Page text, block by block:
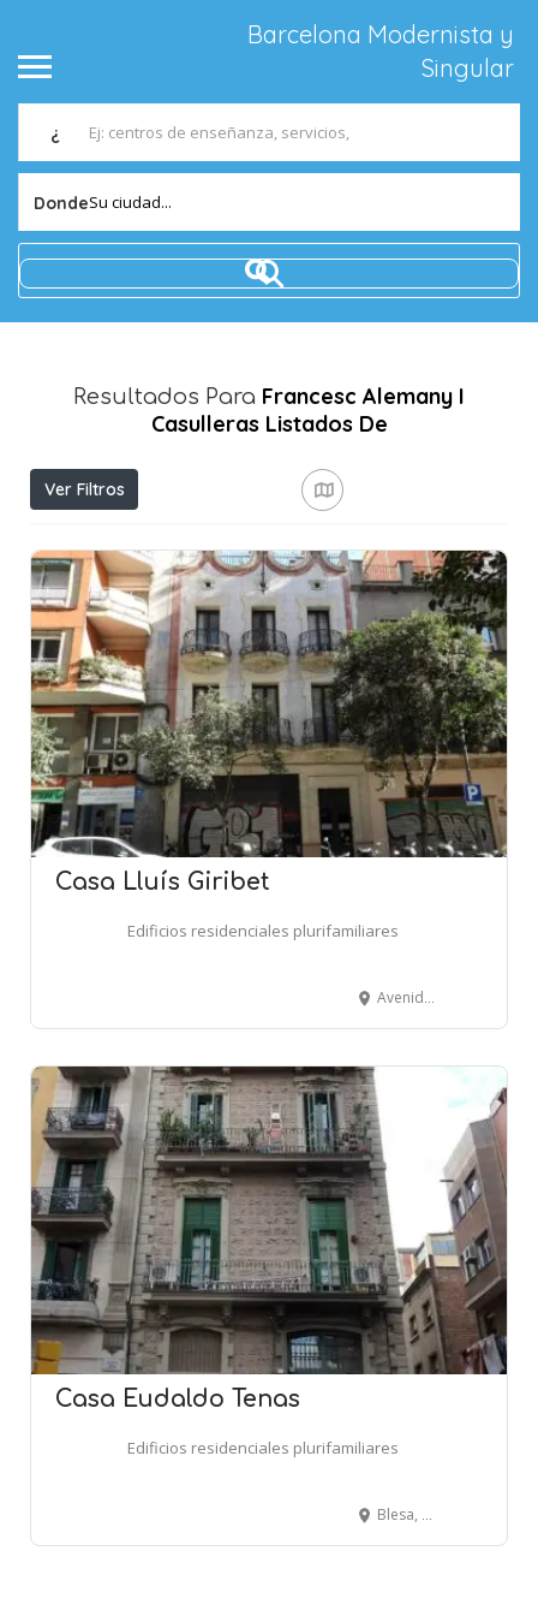
Barcelona Modernista y
Singular
¿
DondeSu ciudad...
Resultados Para Francesc Alemany I
Casulleras Listados De
Ver Filtros
Casa Lluís Giribet
Edificios residenciales plurifamiliares
Avenida República Argentina, 36 - BARCELONA
Casa Eudaldo Tenas
Edificios residenciales plurifamiliares
Blesa, 47 - BARCELONA